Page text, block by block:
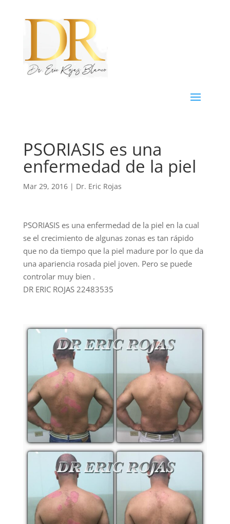
PSORIASIS es una
enfermedad de la piel
Mar 29, 2016| Dr. Eric Rojas
PSORIASIS es una enfermedad de la piel en la cual
se el crecimiento de algunas zonas es tan rápido
que no da tiempo que la piel madure por lo que da
una apariencia rosada piel joven. Pero se puede
controlar muy bien .
DR ERIC ROJAS 22483535